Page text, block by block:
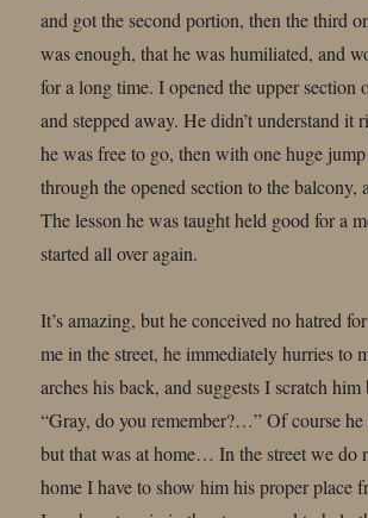
and got the second portion, then the third
was enough, that he was humiliated, and
for a long time. I opened the upper section
and stepped away. He didn’t understand it
he was free to go, then with one huge
through the opened section to the balcony,
The lesson he was taught held good for a
started all over again.
It’s amazing, but he conceived no hatred
me in the street, he immediately hurries to
arches his back, and suggests I scratch
“Gray, do you remember?…” Of course
but that was at home… In the street we do
home I have to show him his proper place